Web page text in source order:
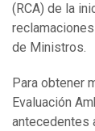
(RCA) de la
de Ministros.
Para obtener
Evaluación
antecedentes